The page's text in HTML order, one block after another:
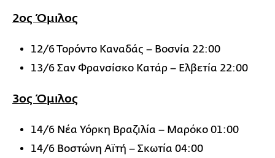
2ος Όμιλος
12/6 Τορόντο Καναδάς – Βοσνία 22:00
13/6 Σαν Φρανσίσκο Κατάρ – Ελβετία 22:00
3ος Όμιλος
14/6 Νέα Υόρκη Βραζιλία – Μαρόκο 01:00
14/6 Βοστώνη Αϊτή – Σκωτία 04:00